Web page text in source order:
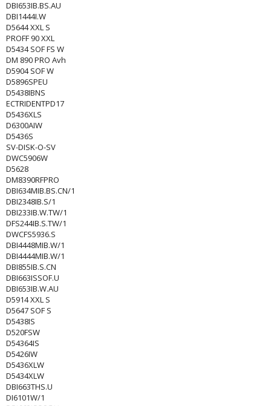
DBI653IB.BS.AU
DBI1444I.W
D5644 XXL S
PROFF 90 XXL
D5434 SOF FS W
DM 890 PRO Avh
D5904 SOF W
D5896SPEU
D5438IBNS
ECTRIDENTPD17
D5436XLS
D6300AIW
D5436S
SV-DISK-O-SV
DWC5906W
D5628
DM8390RFPRO
DBI634MIB.BS.CN/1
DBI2348IB.S/1
DBI233IB.W.TW/1
DFS244IB.S.TW/1
DWCFS5936.S
DBI4448MIB.W/1
DBI4444MIB.W/1
DBI855IB.S.CN
DBI663ISSOF.U
DBI653IB.W.AU
D5914 XXL S
D5647 SOF S
D5438IS
D520FSW
D54364IS
D5426IW
D5436XLW
D5434XLW
DBI663THS.U
DI6101W/1